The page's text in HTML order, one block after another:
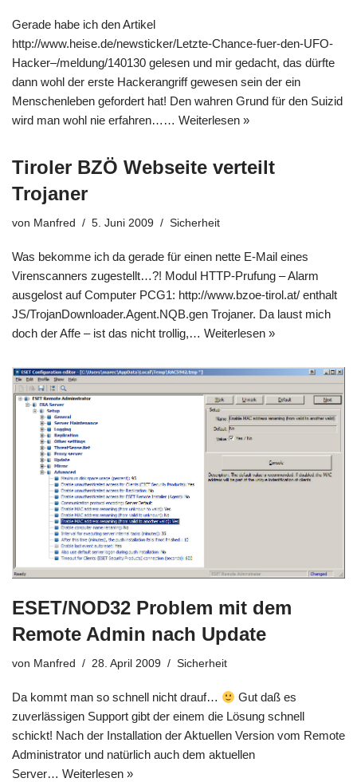
Gerade habe ich den Artikel
http://www.heise.de/newsticker/Letzte-Chance-fuer-den-UFO-
Hacker–/meldung/140130 gelesen und mir gedacht, das dürfte
dann wohl der erste Hackerangriff gewesen sein der ein
Menschenleben gefordert hat! Den wahren Grund für den Suizid
wird man wohl nie erfahren…… Weiterlesen »
Tiroler BZÖ Webseite verteilt
Trojaner
von Manfred 5. Juni 2009 Sicherheit
Was bekomme ich da gerade für einen nette E-Mail eines
Virenscanners zugestellt…?! Modul HTTP-Prufung – Alarm
ausgelost auf Computer PCG1: http://www.bzoe-tirol.at/ enthalt
JS/TrojanDownloader.Agent.NQB.gen Trojaner. Da laust mich
doch der Affe – ist das nicht trollig,… Weiterlesen »
ESET/NOD32 Problem mit dem
Remote Admin nach Update
von Manfred 28. April 2009 Sicherheit
Da kommt man so schnell nicht drauf…
Gut daß es
zuverlässigen Support gibt der einem die Lösung schnell
schickt! Nach der Installation der Aktuellen Version vom Remote
Administrator und natürlich auch dem aktuellen
Server… Weiterlesen »